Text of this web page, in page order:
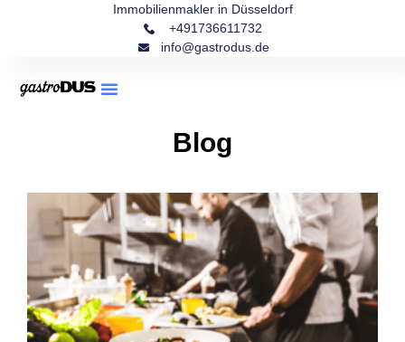
Immobilienmakler in Düsseldorf
info@gastrodus.de
+491736611732
Blog